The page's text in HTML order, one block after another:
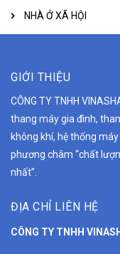
NHÀ Ở XÃ HỘI
GIỚI THIỆU
CÔNG TY TNHH
thang máy gia đình,
không khí, hệ thống
phương châm “chất
nhất”.
ĐỊA CHỈ LIÊN HỆ
CÔNG TY TNHH